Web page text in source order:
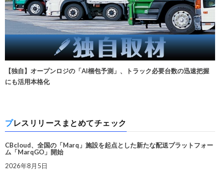
【独自】オープンロジの「AI梱包予測」、トラック必要台数の迅速把握
にも活用本格化
プレスリリースまとめてチェック
CBcloud、全国の「Marq」施設を起点とした新たな配送プラットフォー
ム「MarqGO」開始
2026年8月5日